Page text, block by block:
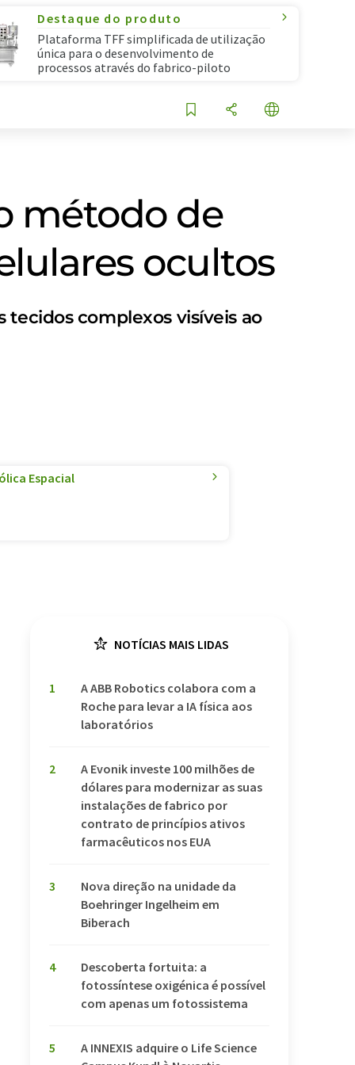
Destaque do produto
Plataforma TFF simplificada de utilização
única para o desenvolvimento de
processos através do fabrico-piloto
método de
ocultos
tecidos complexos visíveis ao
Espacial
NOTÍCIAS MAIS LIDAS
1
A ABB Robotics colabora com a
Roche para levar a IA física aos
laboratórios
2
A Evonik investe 100 milhões de
dólares para modernizar as suas
instalações de fabrico por
contrato de princípios ativos
farmacêuticos nos EUA
3
Nova direção na unidade da
Boehringer Ingelheim em
Biberach
4
Descoberta fortuita: a
fotossíntese oxigénica é possível
com apenas um fotossistema
5
A INNEXIS adquire o Life Science